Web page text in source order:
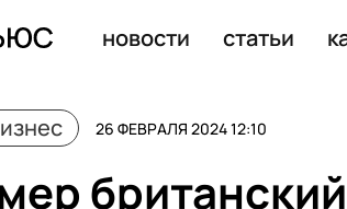
новости статьи
26 ФЕВРАЛЯ 2024 12:10